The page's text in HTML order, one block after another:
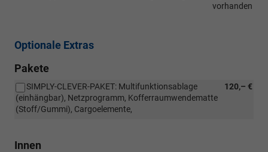
vorhanden
Optionale Extras
Pakete
120,– €
SIMPLY-CLEVER-PAKET: Multifunktionsablage
(einhängbar), Netzprogramm, Kofferraumwendematte
(Stoff/Gummi), Cargoelemente,
Innen